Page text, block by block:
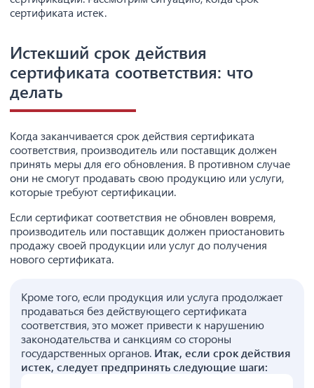
сертификата истек.
Истекший срок действия
сертификата соответствия: что
делать
Когда заканчивается срок действия сертификата
соответствия, производитель или поставщик должен
принять меры для его обновления. В противном случае
они не смогут продавать свою продукцию или услуги,
которые требуют сертификации.
Если сертификат соответствия не обновлен вовремя,
производитель или поставщик должен приостановить
продажу своей продукции или услуг до получения
нового сертификата.
Кроме того, если продукция или услуга продолжает
продаваться без действующего сертификата
соответствия, это может привести к нарушению
законодательства и санкциям со стороны
государственных органов. Итак, если срок действия
истек, следует предпринять следующие шаги: